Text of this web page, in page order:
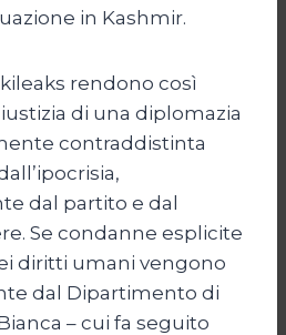
in Kashmir.
rendono così
di una diplomazia
contraddistinta
dal partito e dal
Se condanne esplicite
diritti umani vengono
dal Dipartimento di
– cui fa seguito